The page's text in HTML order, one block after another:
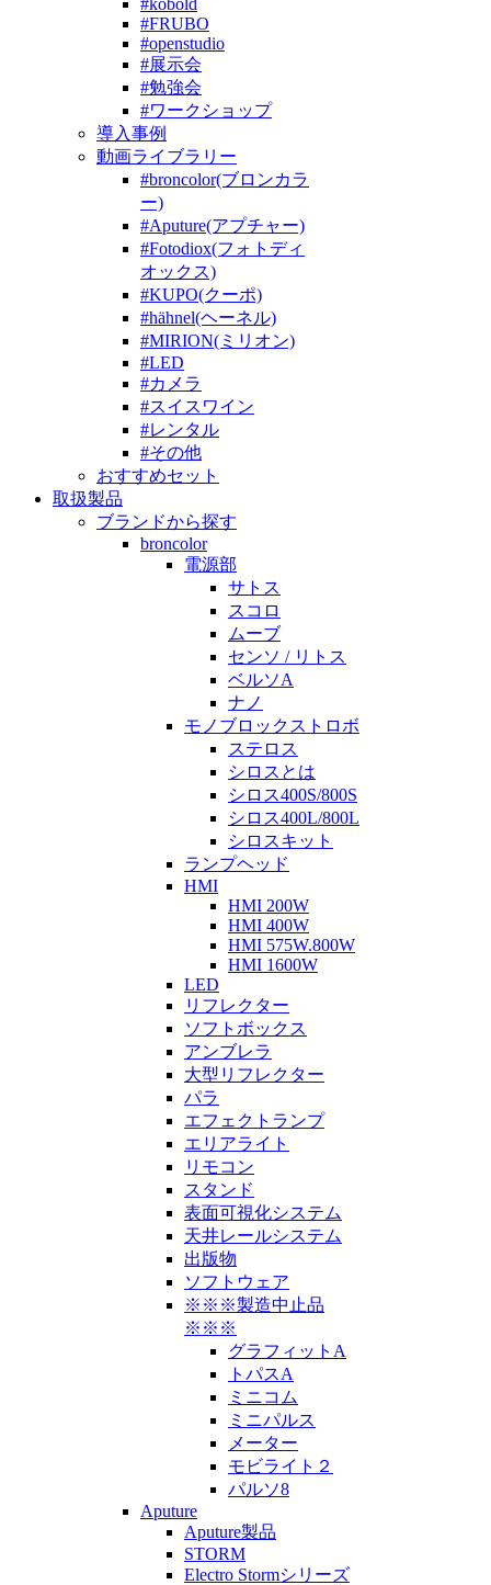
#FRUBO
#openstudio
#展示会
#勉強会
#ワークショップ
導入事例
動画ライブラリー
#broncolor(ブロンカラ
ー)
#Aputure(アプチャー)
#Fotodiox(フォトディ
オックス)
#KUPO(クーポ)
#hähnel(ヘーネル)
#MIRION(ミリオン)
#LED
#カメラ
#スイスワイン
#レンタル
#その他
おすすめセット
取扱製品
ブランドから探す
broncolor
電源部
サトス
スコロ
ムーブ
センソ / リトス
ベルソA
ナノ
モノブロックストロボ
ステロス
シロスとは
シロス400S/800S
シロス400L/800L
シロスキット
ランプヘッド
HMI
HMI 200W
HMI 400W
HMI 575W.800W
HMI 1600W
LED
リフレクター
ソフトボックス
アンブレラ
大型リフレクター
パラ
エフェクトランプ
エリアライト
リモコン
スタンド
表面可視化システム
天井レールシステム
出版物
ソフトウェア
※※※製造中止品
※※※
グラフィットA
トパスA
ミニコム
ミニパルス
メーター
モビライト２
パルソ8
Aputure
Aputure製品
STORM
Electro Stormシリーズ